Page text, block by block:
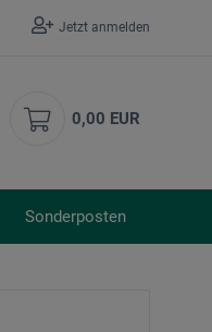
Jetzt anmelden
0,00 EUR
Sonderposten